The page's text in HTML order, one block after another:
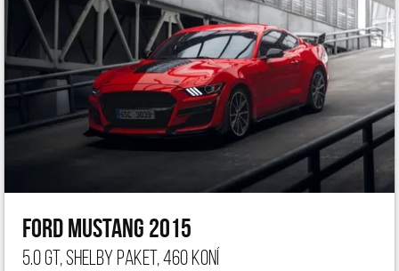
Ford Mustang 2015
5.0 GT, Shelby paket, 460 koní